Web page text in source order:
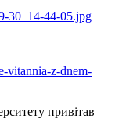
vitannia-z-dnem-
привітав